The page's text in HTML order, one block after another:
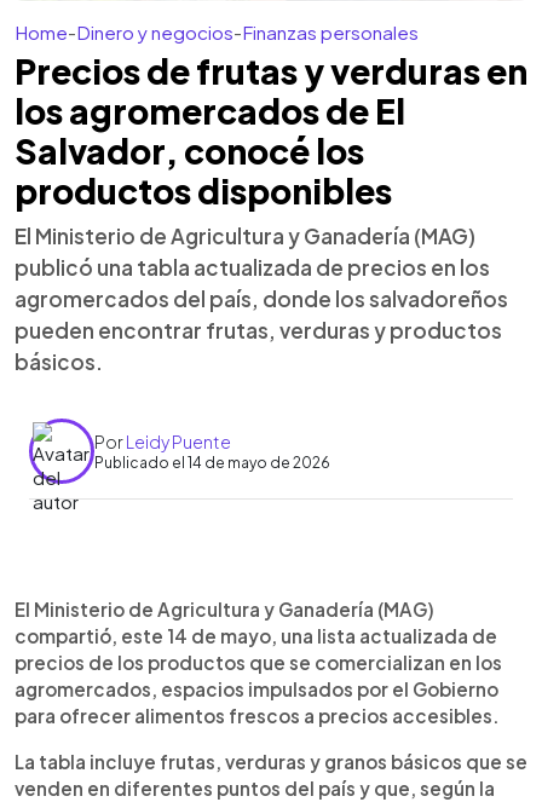
Home-Dinero y negocios-Finanzas personales
Precios de frutas y verduras en
los agromercados de El
Salvador, conocé los
productos disponibles
El Ministerio de Agricultura y Ganadería (MAG)
publicó una tabla actualizada de precios en los
agromercados del país, donde los salvadoreños
pueden encontrar frutas, verduras y productos
básicos.
PorLeidy Puente
Publicado el 14 de mayo de 2026
► Escuchar artículo
El MAG publicó una tabla actualizada de precios
de frutas, verduras y granos básicos disponibles
en los agromercados del país. Entre los
productos destacan tomate, cebolla, plátano y
otras frutas desde $1. También se ofrecen
productos como papa, zanahoria, arroz y frijol a
bajo costo. Los agromercados funcionan todos
los días de 6:00 a.m. a 1:00 p.m.
El Ministerio de Agricultura y Ganadería (MAG)
compartió, este 14 de mayo, una lista actualizada de
precios de los productos que se comercializan en los
agromercados, espacios impulsados por el Gobierno
para ofrecer alimentos frescos a precios accesibles.
La tabla incluye frutas, verduras y granos básicos que se
venden en diferentes puntos del país y que, según la